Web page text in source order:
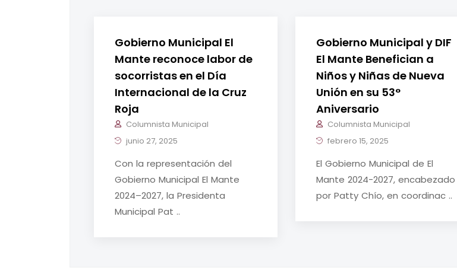
Gobierno Municipal El
Mante reconoce labor de
socorristas en el Día
Internacional de la Cruz
Roja
Columnista Municipal
junio 27, 2025
Con la representación del
Gobierno Municipal El Mante
2024–2027, la Presidenta
Municipal Pat ..
Gobierno Municipal y DIF
El Mante Benefician a
Niños y Niñas de Nueva
Unión en su 53°
Aniversario
Columnista Municipal
febrero 15, 2025
El Gobierno Municipal de El
Mante 2024-2027, encabezado
por Patty Chío, en coordinac ..